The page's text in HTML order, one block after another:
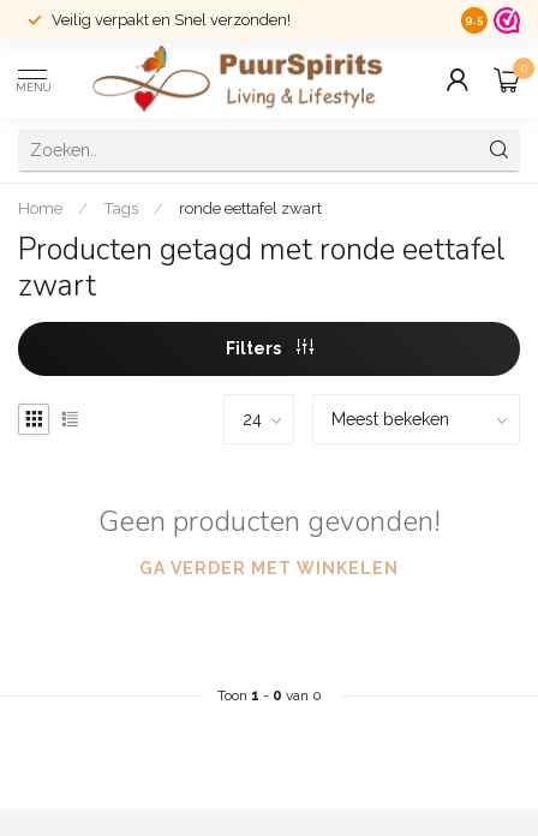
Veilig verpakt en Snel verzonden! 14 dagen
9.5
MENU
0
Home / Tags / ronde eettafel zwart
Producten getagd met ronde eettafel
zwart
Filters
Geen producten gevonden!
GA VERDER MET WINKELEN
Toon 1 - 0 van 0